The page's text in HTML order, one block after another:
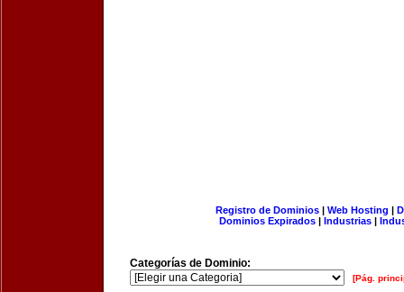
Registro de Dominios| Web Hosting |
Dominios Expirados | Industrias |
Categorías de Dominio:
[Pág.